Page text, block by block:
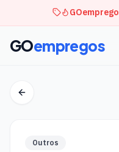
GOempregos
Outros